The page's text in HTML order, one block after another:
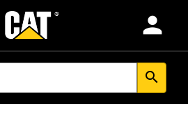
person
search